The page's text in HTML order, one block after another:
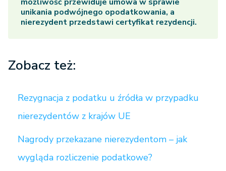
unikania podwójnego opodatkowania, a
nierezydent przedstawi certyfikat rezydencji.
Zobacz też:
Rezygnacja z podatku u źródła w przypadku
nierezydentów z krajów UE
Nagrody przekazane nierezydentom – jak
wygląda rozliczenie podatkowe?